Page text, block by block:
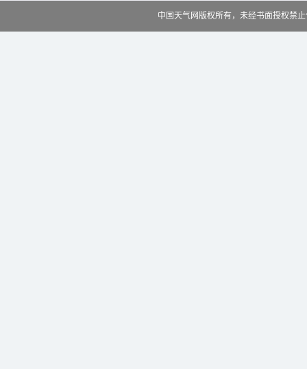
中国天气网版权所有，未经书面授权